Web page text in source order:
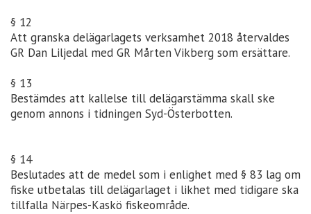
§ 12
Att granska delägarlagets verksamhet 2018 återvaldes
GR Dan Liljedal med GR Mårten Vikberg som ersättare.
§ 13
Bestämdes att kallelse till delägarstämma skall ske
genom annons i tidningen Syd-Österbotten.
§ 14
Beslutades att de medel som i enlighet med § 83 lag om
fiske utbetalas till delägarlaget i likhet med tidigare ska
tillfalla Närpes-Kaskö fiskeområde.